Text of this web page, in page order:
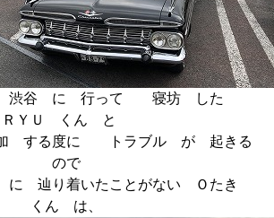
渋谷 に 行って 寝坊 した
ＲＹＵ くん と
する度に トラブル が 起きる
ので
辿り着いたことがない Ｏたき
くん は、